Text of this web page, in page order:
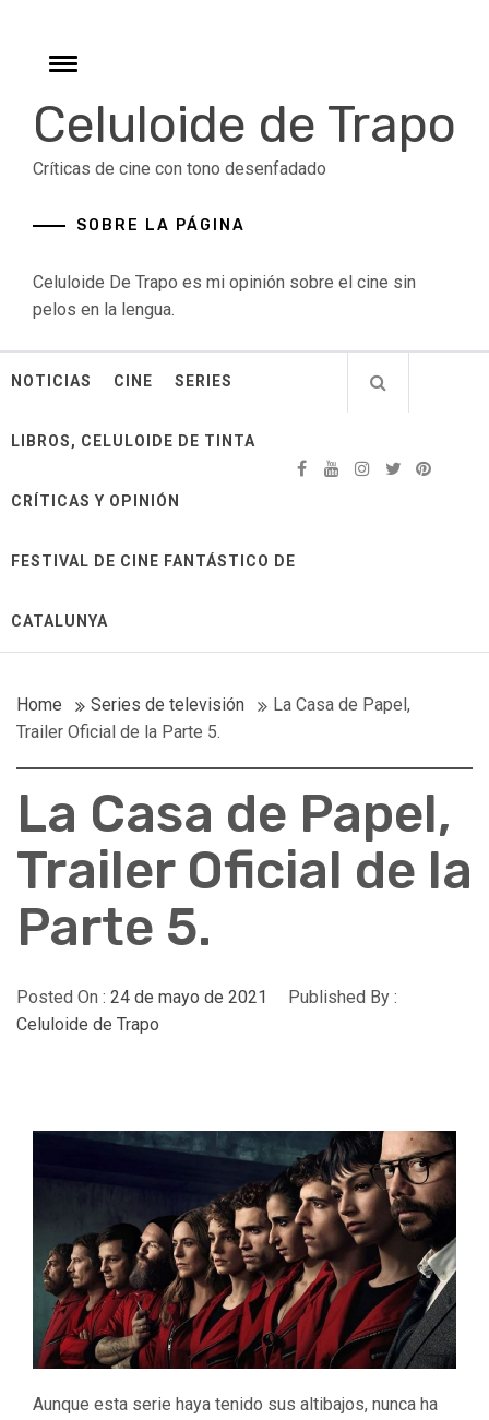
contentToggle
Celuloide de Trapo
Críticas de cine con tono desenfadado
SOBRE LA PÁGINA
Celuloide De Trapo es mi opinión sobre el cine sin
pelos en la lengua.
NOTICIAS CINE SERIES
LIBROS, CELULOIDE DE TINTA
CRÍTICAS Y OPINIÓN
FESTIVAL DE CINE FANTÁSTICO DE
CATALUNYA
Home Series de televisión
La Casa de Papel,
Trailer Oficial de la Parte 5.
La Casa de Papel,
Trailer Oficial de la
Parte 5.
Posted On : 24 de mayo de 2021
Published By :
Celuloide de Trapo
Aunque esta serie haya tenido sus altibajos, nunca ha